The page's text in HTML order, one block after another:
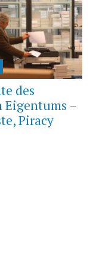
des
Eigentums –
Piracy